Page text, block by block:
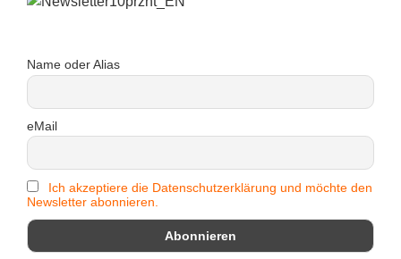
Name oder Alias
eMail
Ich akzeptiere die Datenschutzerklärung und möchte den
Newsletter abonnieren.